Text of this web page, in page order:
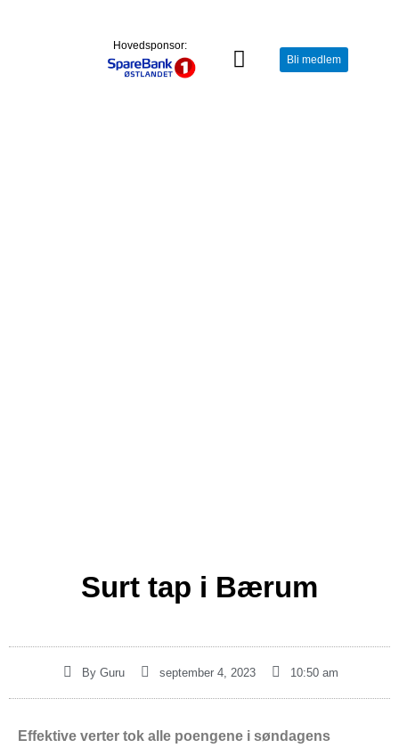
Hovedsponsor:
Bli medlem
Surt tap i Bærum
By Guru september 4, 2023 10:50 am
Effektive verter tok alle poengene i søndagens